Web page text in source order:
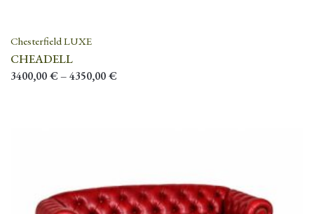
Chesterfield LUXE
CHEADELL
3400,00€–4350,00€